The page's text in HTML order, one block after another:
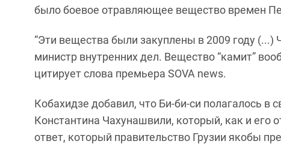
было боевое отравляющее вещество времен
“Эти вещества были закуплены в 2009 году
министр внутренних дел. Вещество “камит”
цитирует слова премьера SOVA news.
Кобахидзе добавил, что Би-би-си полагалось в
Константина Чахунашвили, который, как и его
ответ, который правительство Грузии якобы